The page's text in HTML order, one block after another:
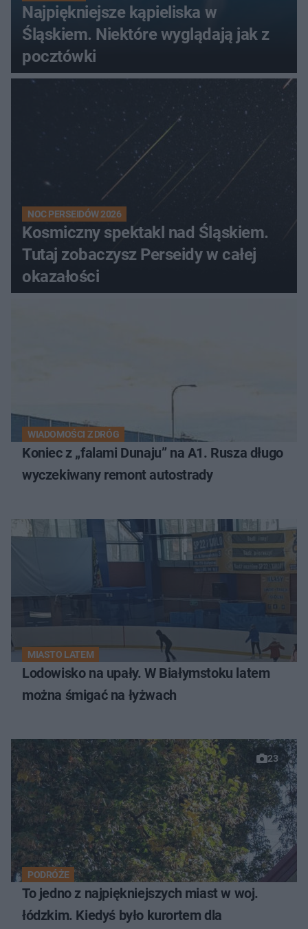
Najpiękniejsze kąpieliska w
Śląskiem. Niektóre wyglądają jak z
pocztówki
NOC PERSEIDÓW 2026
Kosmiczny spektakl nad Śląskiem.
Tutaj zobaczysz Perseidy w całej
okazałości
WIADOMOŚCI Z DRÓG
Koniec z „falami Dunaju” na A1. Rusza długo
wyczekiwany remont autostrady
MIASTO LATEM
Lodowisko na upały. W Białymstoku latem
można śmigać na łyżwach
23
PODRÓŻE
To jedno z najpiękniejszych miast w woj.
łódzkim. Kiedyś było kurortem dla